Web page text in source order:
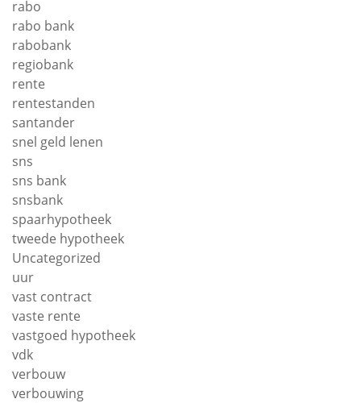
rabo
rabo bank
rabobank
regiobank
rente
rentestanden
santander
snel geld lenen
sns
sns bank
snsbank
spaarhypotheek
tweede hypotheek
Uncategorized
uur
vast contract
vaste rente
vastgoed hypotheek
vdk
verbouw
verbouwing